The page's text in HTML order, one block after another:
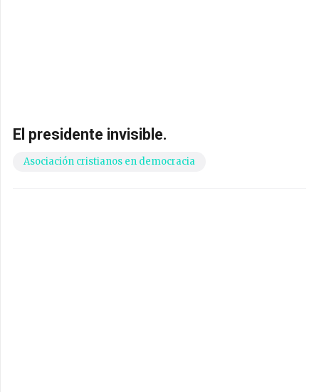
El presidente invisible.
Asociación cristianos en democracia